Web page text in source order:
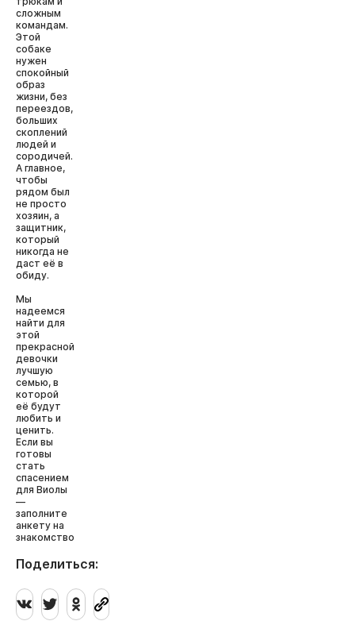
сложным
командам.
Этой
собаке
нужен
спокойный
образ
жизни, без
переездов,
больших
скоплений
людей и
сородичей.
А главное,
чтобы
рядом был
не просто
хозяин, а
защитник,
который
никогда не
даст её в
обиду.
Мы
надеемся
найти для
этой
прекрасной
девочки
лучшую
семью, в
которой
её будут
любить и
ценить.
Если вы
готовы
стать
спасением
для Виолы
—
заполните
анкету на
знакомство
Поделиться: